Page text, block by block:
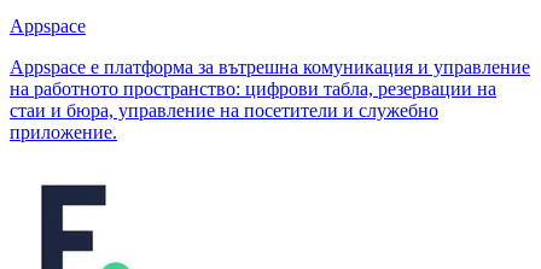
Appspace
Appspace е платформа за вътрешна комуникация и управление
на работното пространство: цифрови табла, резервации на
стаи и бюра, управление на посетители и служебно
приложение.